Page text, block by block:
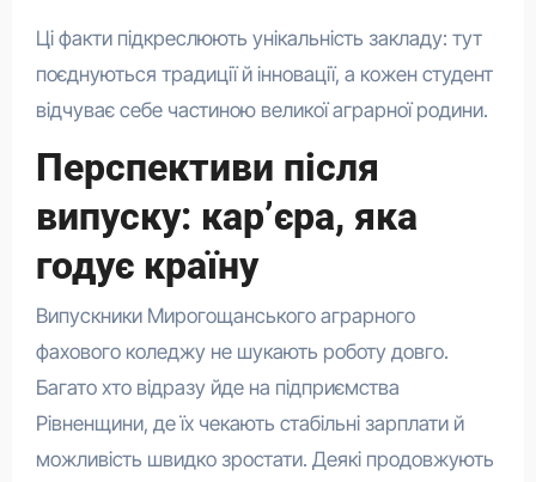
Ці факти підкреслюють унікальність закладу: тут
поєднуються традиції й інновації, а кожен студент
відчуває себе частиною великої аграрної родини.
Перспективи після
випуску: кар’єра, яка
годує країну
Випускники Мирогощанського аграрного
фахового коледжу не шукають роботу довго.
Багато хто відразу йде на підприємства
Рівненщини, де їх чекають стабільні зарплати й
можливість швидко зростати. Деякі продовжують